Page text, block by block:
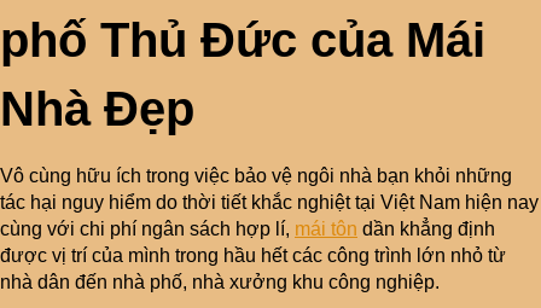
phố Thủ Đức của Mái
Nhà Đẹp
Vô cùng hữu ích trong việc bảo vệ ngôi nhà bạn khỏi những
tác hại nguy hiểm do thời tiết khắc nghiệt tại Việt Nam hiện nay
cùng với chi phí ngân sách hợp lí, mái tôn dần khẳng định
được vị trí của mình trong hầu hết các công trình lớn nhỏ từ
nhà dân đến nhà phố, nhà xưởng khu công nghiệp.